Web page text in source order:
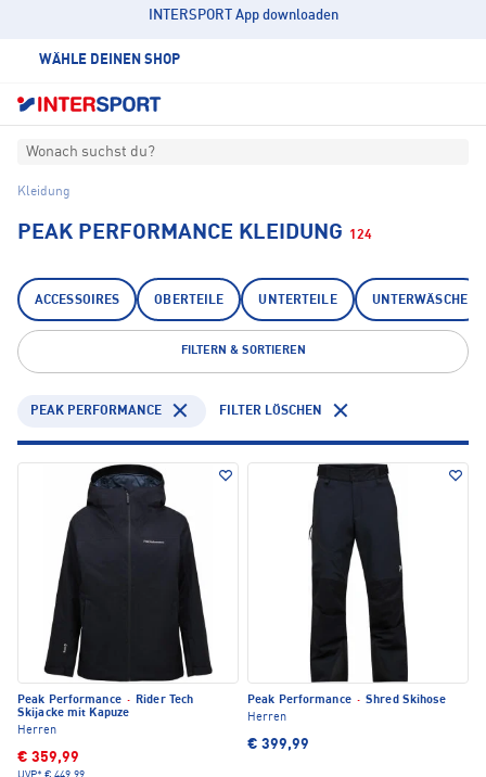
INTERSPORT App downloaden
WÄHLE DEINEN SHOP
Wonach suchst du?
Kleidung
PEAK PERFORMANCE KLEIDUNG 124
ACCESSOIRES OBERTEILE UNTERTEILE UNTERWÄSCHE
FILTERN & SORTIEREN
PEAK PERFORMANCE FILTER LÖSCHEN
Peak Performance ·
Rider Tech
Skijacke mit Kapuze
Herren
€ 359,99
Peak Performance · Shred Skihose
Herren
€ 399,99